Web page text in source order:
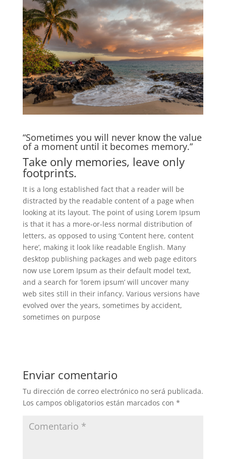
“Sometimes you will never know the value
of a moment until it becomes memory.”
Take only memories, leave only
footprints.
It is a long established fact that a reader will be
distracted by the readable content of a page when
looking at its layout. The point of using Lorem Ipsum
is that it has a more-or-less normal distribution of
letters, as opposed to using ‘Content here, content
here’, making it look like readable English. Many
desktop publishing packages and web page editors
now use Lorem Ipsum as their default model text,
and a search for ‘lorem ipsum’ will uncover many
web sites still in their infancy. Various versions have
evolved over the years, sometimes by accident,
sometimes on purpose
Enviar comentario
Tu dirección de correo electrónico no será publicada.
Los campos obligatorios están marcados con *